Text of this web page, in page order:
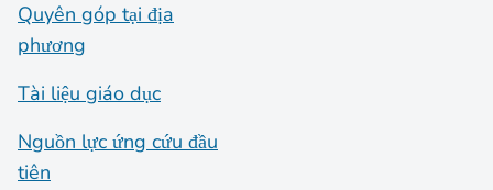
Quyên góp tại địa
phương
Tài liệu giáo dục
Nguồn lực ứng cứu đầu
tiên